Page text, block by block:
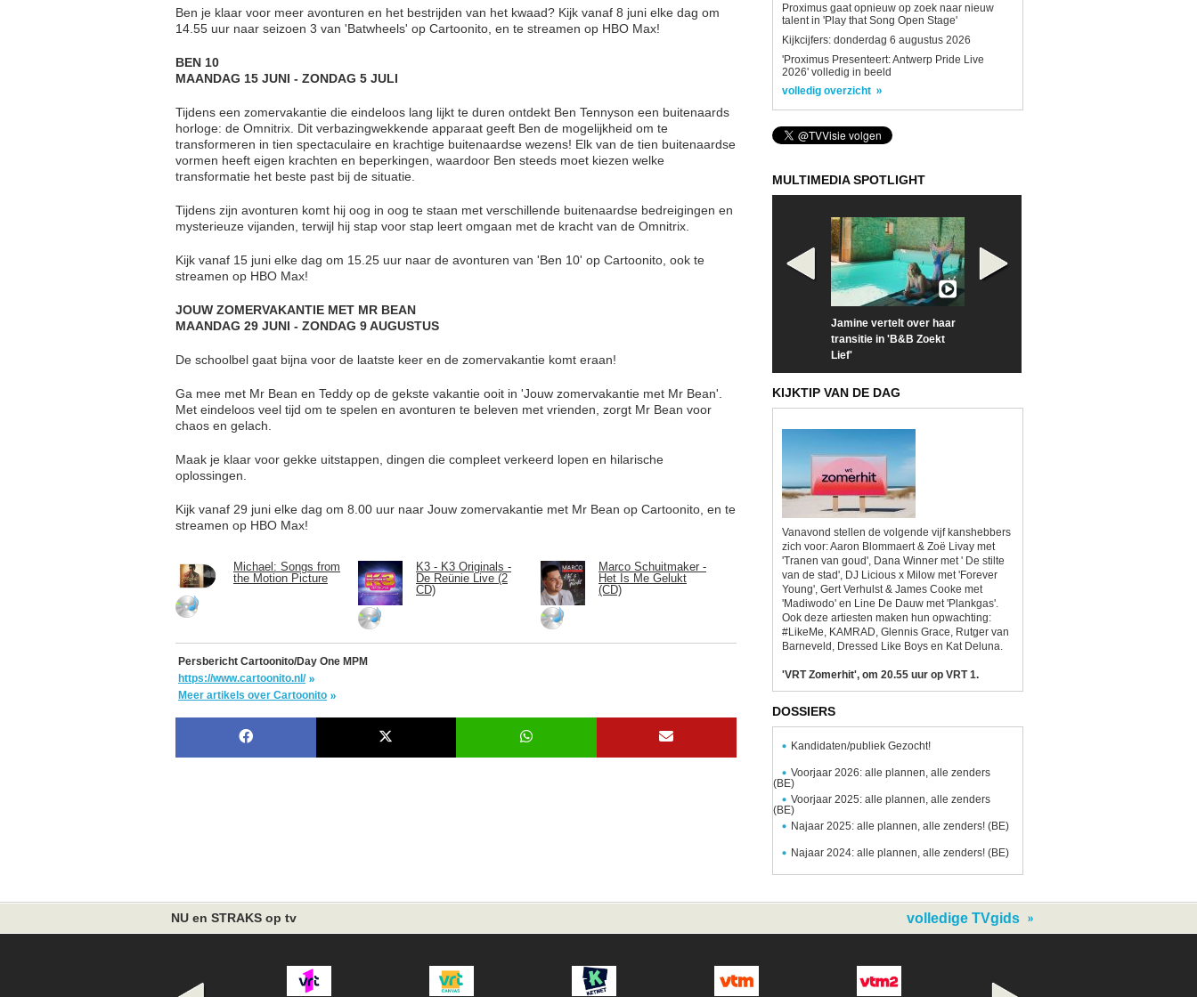
Ben je klaar voor meer avonturen en het bestrijden van het kwaad? Kijk vanaf 8 juni elke dag om
14.55 uur naar seizoen 3 van 'Batwheels' op Cartoonito, en te streamen op HBO Max!
BEN 10
MAANDAG 15 JUNI - ZONDAG 5 JULI
Tijdens een zomervakantie die eindeloos lang lijkt te duren ontdekt Ben Tennyson een buitenaards
horloge: de Omnitrix. Dit verbazingwekkende apparaat geeft Ben de mogelijkheid om te
transformeren in tien spectaculaire en krachtige buitenaardse wezens! Elk van de tien buitenaardse
vormen heeft eigen krachten en beperkingen, waardoor Ben steeds moet kiezen welke
transformatie het beste past bij de situatie.
Tijdens zijn avonturen komt hij oog in oog te staan met verschillende buitenaardse bedreigingen en
mysterieuze vijanden, terwijl hij stap voor stap leert omgaan met de kracht van de Omnitrix.
Kijk vanaf 15 juni elke dag om 15.25 uur naar de avonturen van 'Ben 10' op Cartoonito, ook te
streamen op HBO Max!
JOUW ZOMERVAKANTIE MET MR BEAN
MAANDAG 29 JUNI - ZONDAG 9 AUGUSTUS
De schoolbel gaat bijna voor de laatste keer en de zomervakantie komt eraan!
Ga mee met Mr Bean en Teddy op de gekste vakantie ooit in 'Jouw zomervakantie met Mr Bean'.
Met eindeloos veel tijd om te spelen en avonturen te beleven met vrienden, zorgt Mr Bean voor
chaos en gelach.
Maak je klaar voor gekke uitstappen, dingen die compleet verkeerd lopen en hilarische
oplossingen.
Kijk vanaf 29 juni elke dag om 8.00 uur naar Jouw zomervakantie met Mr Bean op Cartoonito, en te
streamen op HBO Max!
Michael: Songs from
the Motion Picture
K3 - K3 Originals -
De Reünie Live (2
CD)
Marco Schuitmaker -
Het Is Me Gelukt
(CD)
Persbericht Cartoonito/Day One MPM
https://www.cartoonito.nl/
Meer artikels over Cartoonito
Proximus gaat opnieuw op zoek naar nieuw
talent in 'Play that Song Open Stage'
Kijkcijfers: donderdag 6 augustus 2026
'Proximus Presenteert: Antwerp Pride Live
2026' volledig in beeld
volledig overzicht
MULTIMEDIA SPOTLIGHT
Jamine vertelt over haar
transitie in 'B&B Zoekt
Lief'
KIJKTIP VAN DE DAG
Vanavond stellen de volgende vijf kanshebbers
zich voor: Aaron Blommaert & Zoë Livay met
'Tranen van goud', Dana Winner met ' De stilte
van de stad', DJ Licious x Milow met 'Forever
Young', Gert Verhulst & James Cooke met
'Madiwodo' en Line De Dauw met 'Plankgas'.
Ook deze artiesten maken hun opwachting:
#LikeMe, KAMRAD, Glennis Grace, Rutger van
Barneveld, Dressed Like Boys en Kat Deluna.
'VRT Zomerhit', om 20.55 uur op VRT 1.
DOSSIERS
Kandidaten/publiek Gezocht!
Voorjaar 2026: alle plannen, alle zenders
(BE)
Voorjaar 2025: alle plannen, alle zenders
(BE)
Najaar 2025: alle plannen, alle zenders! (BE)
Najaar 2024: alle plannen, alle zenders! (BE)
NU en STRAKS op tv volledige TVgids